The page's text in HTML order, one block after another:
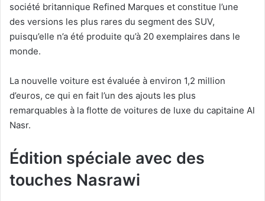
société britannique Refined Marques et constitue l’une
des versions les plus rares du segment des SUV,
puisqu’elle n’a été produite qu’à 20 exemplaires dans le
monde.
La nouvelle voiture est évaluée à environ 1,2 million
d’euros, ce qui en fait l’un des ajouts les plus
remarquables à la flotte de voitures de luxe du capitaine Al
Nasr.
Édition spéciale avec des
touches Nasrawi